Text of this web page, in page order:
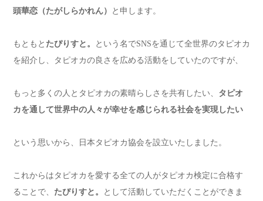
頭華恋（たがしらかれん）
と申します。
もともと たぴりすと。
という名でSNSを通じて全世界のタピオカ
を紹介し、タピオカの良さを広める活動をしていたのですが、
もっと多くの人とタピオカの素晴らしさを共有したい、 タピオ
カを通して世界中の人々が幸せを感じられる社会を実現したい
という思いから、日本タピオカ協会を設立いたしました。
これからはタピオカを愛する全ての人がタピオカ検定に合格す
ることで、 たぴりすと。
として活動していただくことができま